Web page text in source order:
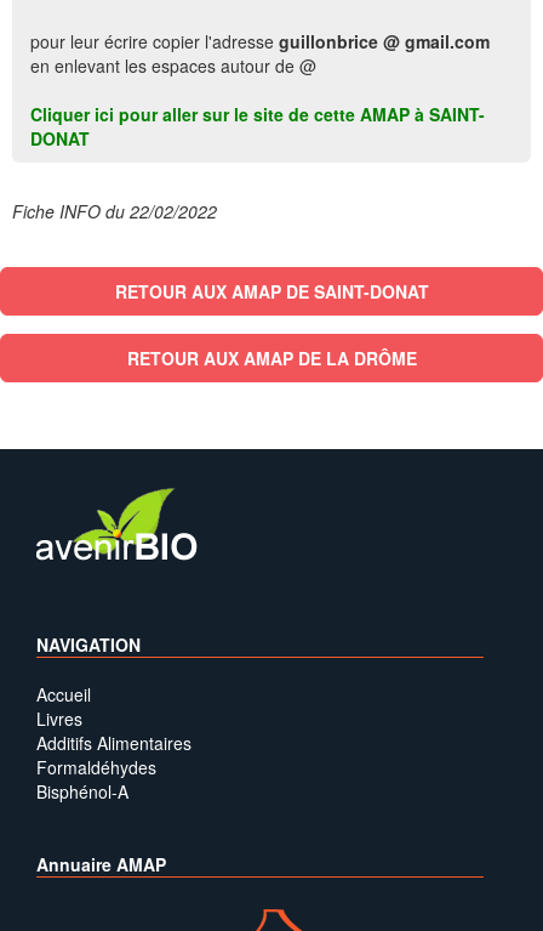
pour leur écrire copier l'adresse guillonbrice @ gmail.com
en enlevant les espaces autour de @
Cliquer ici pour aller sur le site de cette AMAP à SAINT-
DONAT
Fiche INFO du 22/02/2022
RETOUR AUX AMAP DE SAINT-DONAT
RETOUR AUX AMAP DE LA DRÔME
NAVIGATION
Accueil
Livres
Additifs Alimentaires
Formaldéhydes
Bisphénol-A
Annuaire AMAP